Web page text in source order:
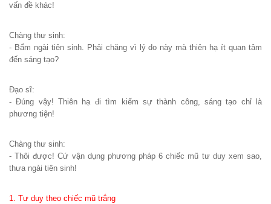
vấn đề khác!
Chàng thư sinh:
- Bẩm ngài tiên sinh. Phải chăng vì lý do này mà thiên hạ ít quan tâm
đến sáng tạo?
Đạo sĩ:
- Đúng vậy! Thiên hạ đi tìm kiếm sự thành công, sáng tạo chỉ là
phương tiện!
Chàng thư sinh:
- Thôi được! Cứ vận dụng phương pháp 6 chiếc mũ tư duy xem sao,
thưa ngài tiên sinh!
1. Tư duy theo chiếc mũ trắng